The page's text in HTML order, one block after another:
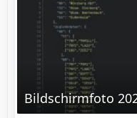
Bildschirmfoto